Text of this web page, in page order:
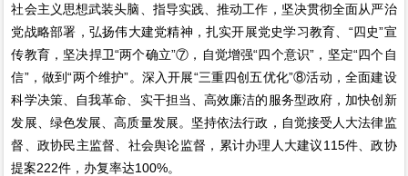
社会主义思想武装头脑、指导实践、推动工作，坚决贯彻全面从严治
党战略部署，弘扬伟大建党精神，扎实开展党史学习教育、“四史”宣
传教育，坚决捍卫“两个确立”⑦，自觉增强“四个意识”，坚定“四个自
信”，做到“两个维护”。深入开展“三重四创五优化”⑧活动，全面建设
科学决策、自我革命、实干担当、高效廉洁的服务型政府，加快创新
发展、绿色发展、高质量发展。坚持依法行政，自觉接受人大法律监
督、政协民主监督、社会舆论监督，累计办理人大建议115件、政协
提案222件，办复率达100%。